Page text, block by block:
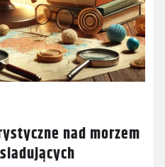
nad morzem